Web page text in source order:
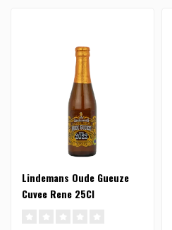
Lindemans Oude Gueuze
Cuvee Rene 25Cl